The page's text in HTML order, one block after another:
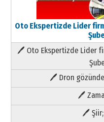
Oto Ekspertizde Lider
🖊 Oto Ekspertizde Lider
🖊 Dron
🖊
🖊 Şiir;